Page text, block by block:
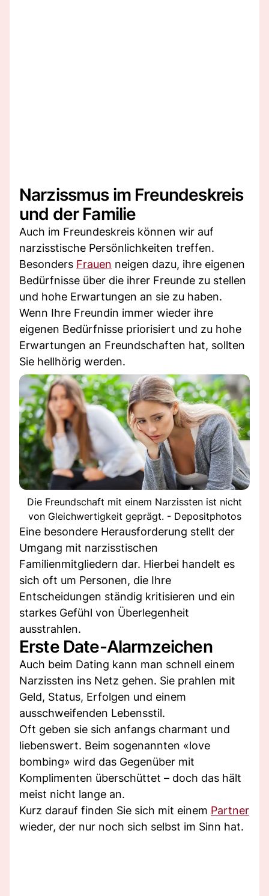
Narzissmus im Freundeskreis
und der Familie
Auch im Freundeskreis können wir auf
narzisstische Persönlichkeiten treffen.
Besonders Frauen neigen dazu, ihre eigenen
Bedürfnisse über die ihrer Freunde zu stellen
und hohe Erwartungen an sie zu haben.
Wenn Ihre Freundin immer wieder ihre
eigenen Bedürfnisse priorisiert und zu hohe
Erwartungen an Freundschaften hat, sollten
Sie hellhörig werden.
Die Freundschaft mit einem Narzissten ist nicht
von Gleichwertigkeit geprägt. - Depositphotos
Eine besondere Herausforderung stellt der
Umgang mit narzisstischen
Familienmitgliedern dar. Hierbei handelt es
sich oft um Personen, die Ihre
Entscheidungen ständig kritisieren und ein
starkes Gefühl von Überlegenheit
ausstrahlen.
Erste Date-Alarmzeichen
Auch beim Dating kann man schnell einem
Narzissten ins Netz gehen. Sie prahlen mit
Geld, Status, Erfolgen und einem
ausschweifenden Lebensstil.
Oft geben sie sich anfangs charmant und
liebenswert. Beim sogenannten «love
bombing» wird das Gegenüber mit
Komplimenten überschüttet – doch das hält
meist nicht lange an.
Kurz darauf finden Sie sich mit einem Partner
wieder, der nur noch sich selbst im Sinn hat.